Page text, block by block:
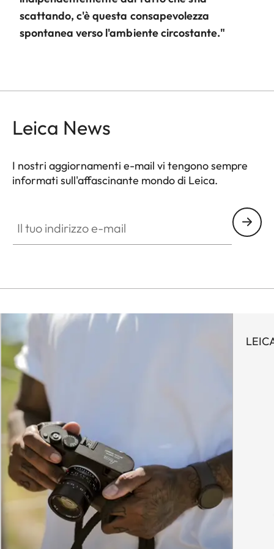
scattando, c'è questa consapevolezza
spontanea verso l'ambiente circostante."
Leica News
I nostri aggiornamenti e-mail vi tengono sempre
informati sull'affascinante mondo di Leica.